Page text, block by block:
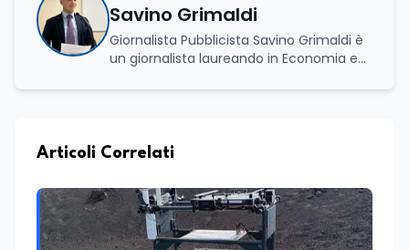
Savino Grimaldi
Giornalista Pubblicista Savino Grimaldi è
un giornalista laureando in Economia e
maturata nel settore della formazione.
professionale, distinguendosi per una
attive del lavoro e delle dinamiche che
legano istruzione, occupazione e
sviluppo delle competenze. Alla
preparazione economica e professionale
Articoli Correlati